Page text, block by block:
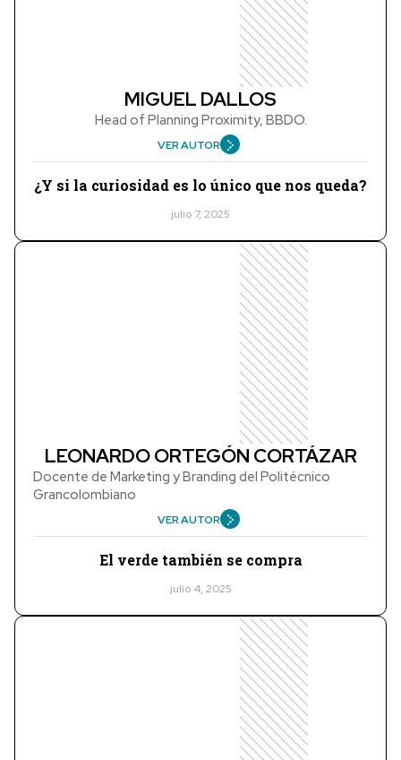
MIGUEL DALLOS
Head of Planning Proximity, BBDO.
VER AUTOR
¿Y si la curiosidad es lo único que nos queda?
julio 7, 2025
LEONARDO ORTEGÓN CORTÁZAR
Docente de Marketing y Branding del Politécnico
Grancolombiano
VER AUTOR
El verde también se compra
julio 4, 2025